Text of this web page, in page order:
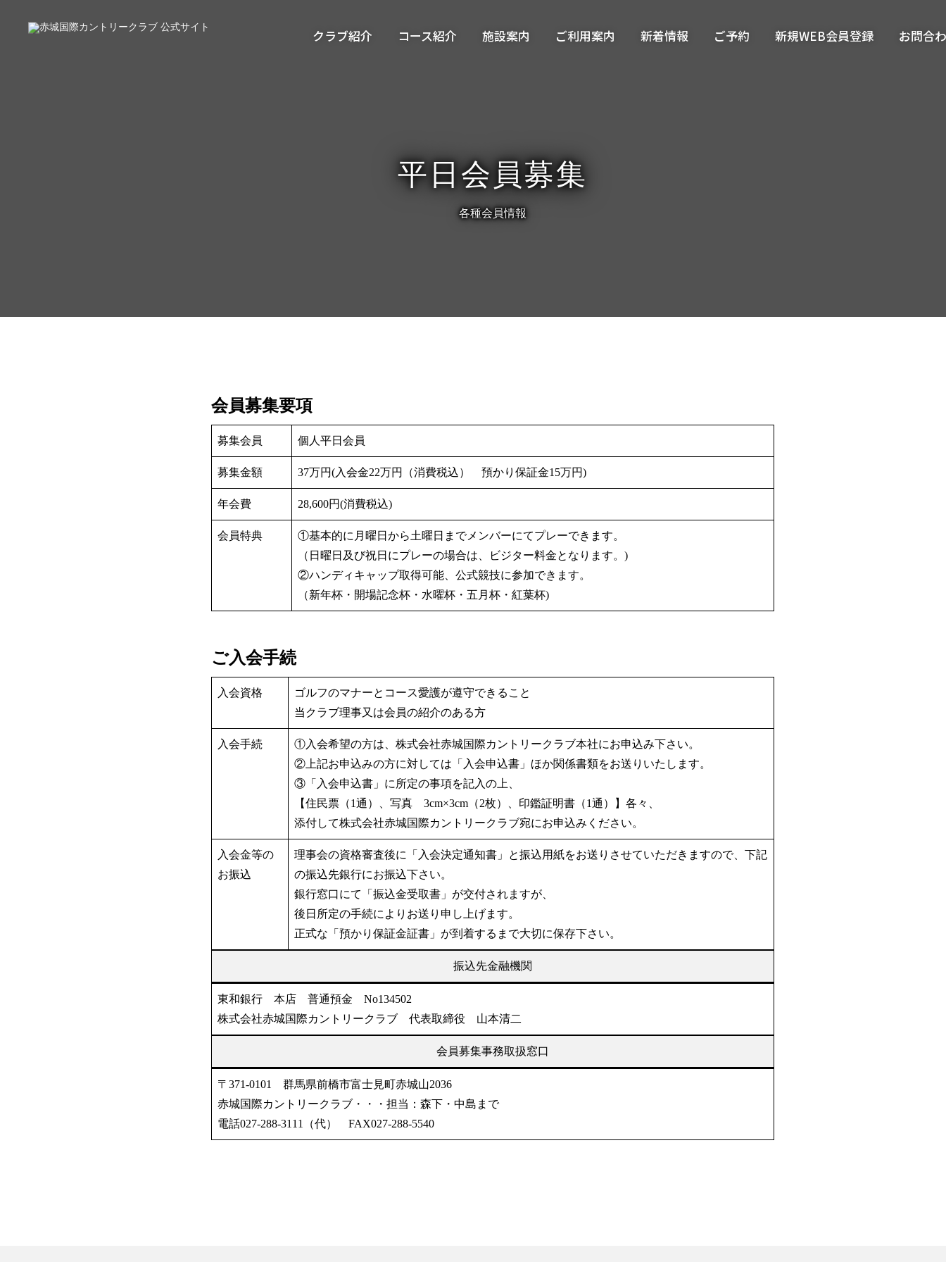
クラブ紹介 コース紹介 施設案内 ご利用案内 新着情報 ご予約 新規WEB会員登録 お問合
平日会員募集
各種会員情報
会員募集要項
募集会員 個人平日会員
募集金額 37万円(入会金22万円（消費税込） 預かり保証金15万円)
年会費 28,600円(消費税込)
会員特典
①基本的に月曜日から土曜日までメンバーにてプレーできます。
（日曜日及び祝日にプレーの場合は、ビジター料金となります。)
②ハンディキャップ取得可能、公式競技に参加できます。
（新年杯・開場記念杯・水曜杯・五月杯・紅葉杯)
ご入会手続
入会資格
ゴルフのマナーとコース愛護が遵守できること
当クラブ理事又は会員の紹介のある方
入会手続
①入会希望の方は、株式会社赤城国際カントリークラブ本社にお申込み下さい。
②上記お申込みの方に対しては「入会申込書」ほか関係書類をお送りいたします。
③「入会申込書」に所定の事項を記入の上、
【住民票（1通）、写真 3cm×3cm（2枚）、印鑑証明書（1通）】各々、
添付して株式会社赤城国際カントリークラブ宛にお申込みください。
入会金等の
お振込
理事会の資格審査後に「入会決定通知書」と振込用紙をお送りさせていただきますので、下記
の振込先銀行にお振込下さい。
銀行窓口にて「振込金受取書」が交付されますが、
後日所定の手続によりお送り申し上げます。
正式な「預かり保証金証書」が到着するまで大切に保存下さい。
振込先金融機関
東和銀行 本店 普通預金 No134502
株式会社赤城国際カントリークラブ 代表取締役 山本清二
会員募集事務取扱窓口
〒371-0101 群馬県前橋市富士見町赤城山2036
赤城国際カントリークラブ・・・担当：森下・中島まで
電話027-288-3111（代） FAX027-288-5540